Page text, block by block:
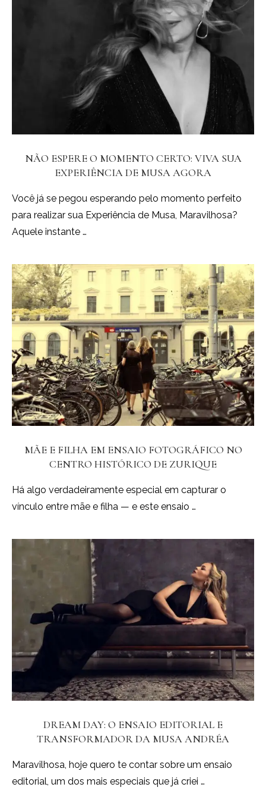
NÃO ESPERE O MOMENTO CERTO: VIVA SUA
EXPERIÊNCIA DE MUSA AGORA
Você já se pegou esperando pelo momento perfeito
para realizar sua Experiência de Musa, Maravilhosa?
Aquele instante …
MÃE E FILHA EM ENSAIO FOTOGRÁFICO NO
CENTRO HISTÓRICO DE ZURIQUE
Há algo verdadeiramente especial em capturar o
vínculo entre mãe e filha — e este ensaio …
DREAM DAY: O ENSAIO EDITORIAL E
TRANSFORMADOR DA MUSA ANDRÉA
Maravilhosa, hoje quero te contar sobre um ensaio
editorial, um dos mais especiais que já criei …